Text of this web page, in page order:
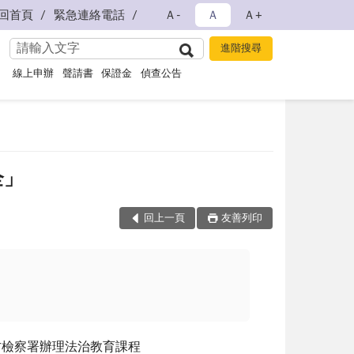
首頁 緊急連絡電話 Ａ- Ａ Ａ+
線上申辦 聲請書 保證金 偵查公告
回上一頁 友善列印
察署辦理法治教育課程